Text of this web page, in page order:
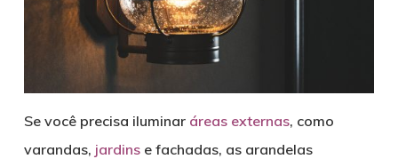
Se você precisa iluminar áreas externas, como
varandas, jardinse fachadas, as arandelas